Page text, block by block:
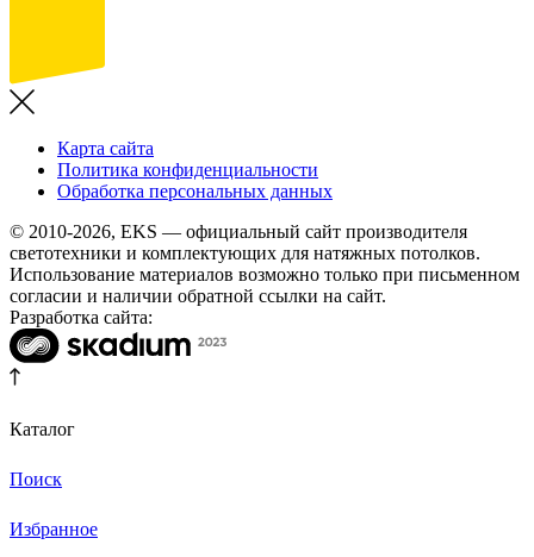
Карта сайта
Политика конфиденциальности
Обработка персональных данных
© 2010-2026, EKS — официальный сайт производителя
светотехники и комплектующих для натяжных потолков.
Использование материалов возможно только при письменном
согласии и наличии обратной ссылки на сайт.
Разработка сайта:
Каталог
Поиск
Избранное